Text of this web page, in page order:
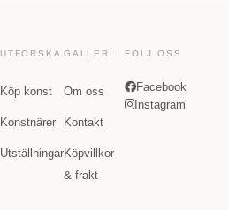
UTFORSKA
Köp konst
Konstnärer
Utställningar
GALLERI
Om oss
Kontakt
Köpvillkor
& frakt
FÖLJ OSS
Facebook
Instagram